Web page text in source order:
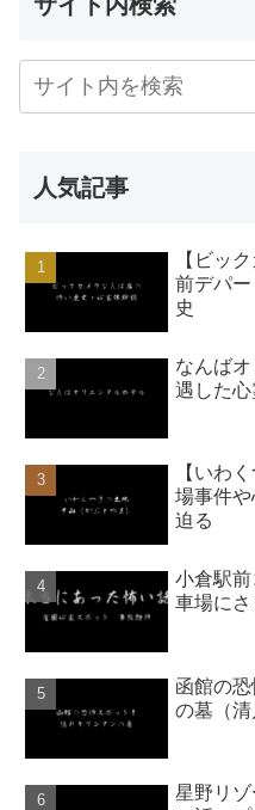
人気記事
【ビッ
前デパ
史
なんば
遇した
【いわ
場事件
迫る
小倉駅
車場にさ
函館の
の墓（
星野リ